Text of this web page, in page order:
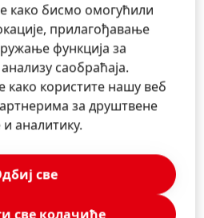
како бисмо омогућили
прилагођавање
функција за
саобраћаја.
користите нашу веб
за друштвене
аналитику.
све
све колачиће